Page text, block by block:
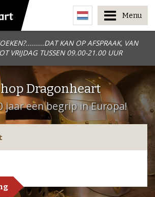
KAN OP AFSPRAAK, VAN
VRIJDAG TUSSEN 09.00-21.00 UUR
Menu
Dragonheart
jaar een begrip in Europa!